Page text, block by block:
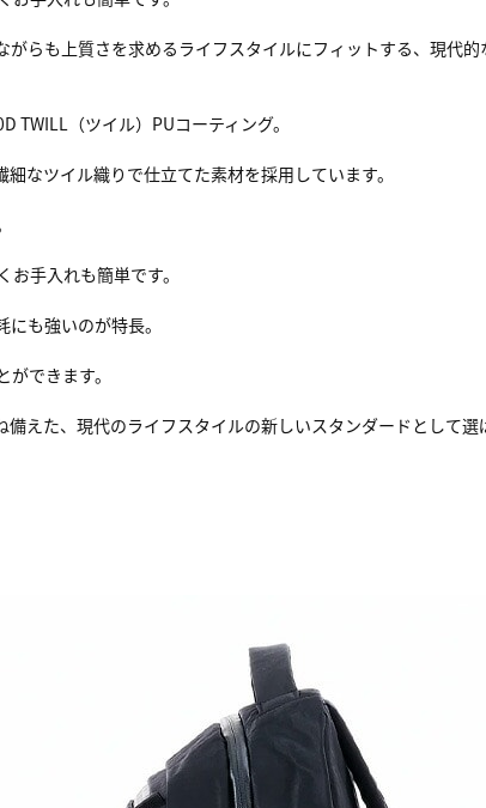
らも上質さを求めるライフスタイルにフィットする、現代
TWILL（ツイル）PUコーティング。
なツイル織りで仕立てた素材を採用しています。
手入れも簡単です。
も強いのが特長。
できます。
えた、現代のライフスタイルの新しいスタンダードとして